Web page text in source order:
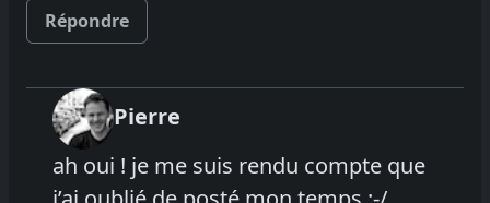
Répondre
Pierre
ah oui ! je me suis rendu compte que